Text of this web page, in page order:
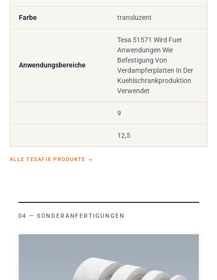
Farbe transluzent
Anwendungsbereiche
Tesa 51571 Wird Fuer
Anwendungen Wie
Befestigung Von
Verdampferplatten In Der
Kuehlschrankproduktion
Verwendet
9
12,5
ALLE TESAFIX PRODUKTE →
SONDERANFERTIGUNGEN